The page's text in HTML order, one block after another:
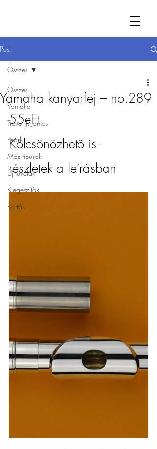
Post
Összes
Yamaha
Trevor J. James
Pearl
Más típusok
Új fuvolák
Kiegészítõk
Kották
Összes
Yamaha kanyarfej --- no.289
55eFt
Kölcsönözhetõ is -
részletek a leírásban